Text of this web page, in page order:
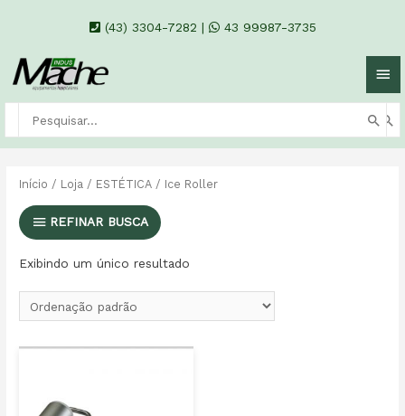
(43) 3304-7282 | 43 99987-3735
Início / Loja / ESTÉTICA / Ice Roller
REFINAR BUSCA
Exibindo um único resultado